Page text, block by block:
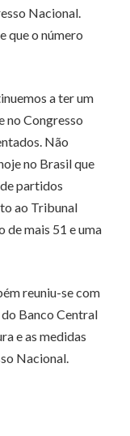
Nacional.
que o número
a ter um
no Congresso
Não
no Brasil que
partidos
ao Tribunal
de mais 51 e uma
reuniu-se com
Banco Central
e as medidas
Nacional.